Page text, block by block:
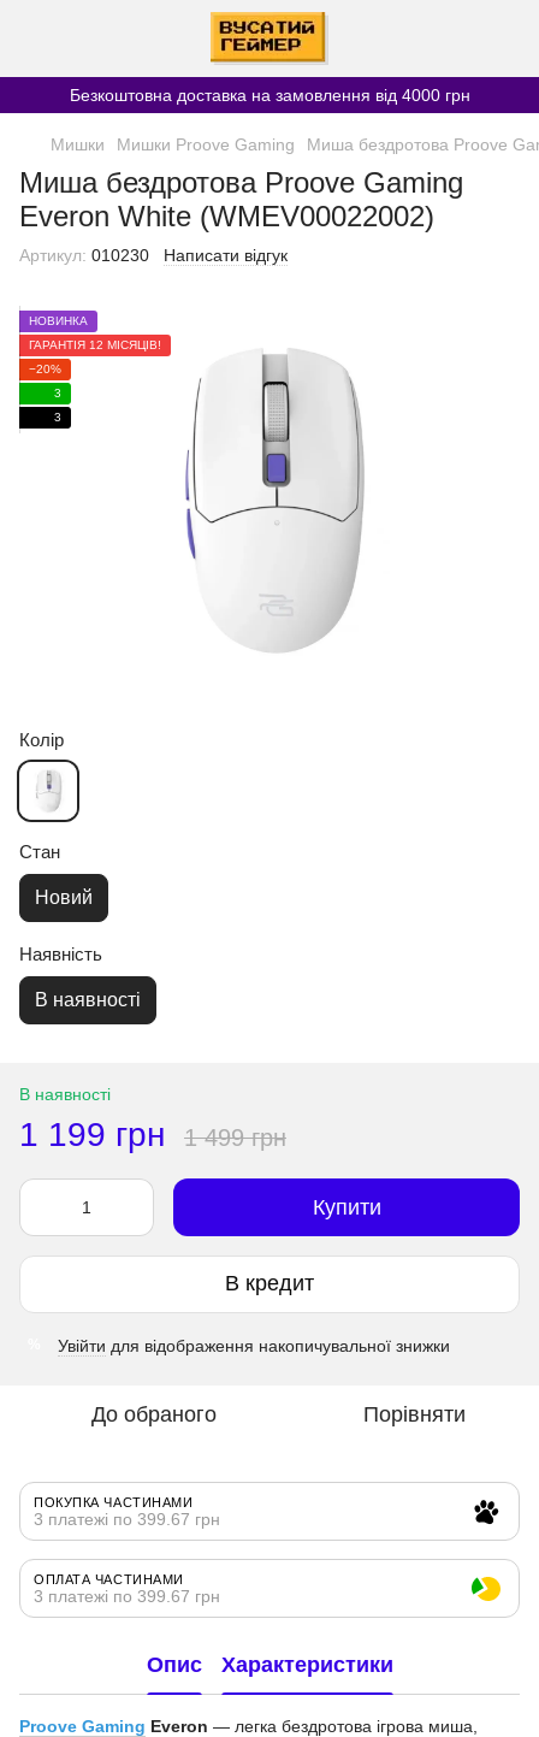
Безкоштовна доставка на замовлення від 4000 грн
Мишки Мишки Proove Gaming Миша бездротова Proove
Миша бездротова Proove Gaming
Everon White (WMEV00022002)
Артикул: 010230 Написати відгук
НОВИНКА
ГАРАНТІЯ 12 МІСЯЦІВ!
−20%
3
3
Колір
Стан
Новий
Наявність
В наявності
В наявності
1 199 грн 1 499 грн
Купити
В кредит
Увійти для відображення накопичувальної знижки
До обраного Порівняти
ПОКУПКА ЧАСТИНАМИ
3 платежі по 399.67 грн
ОПЛАТА ЧАСТИНАМИ
3 платежі по 399.67 грн
Опис Характеристики
Proove Gaming Everon — легка бездротова ігрова миша,